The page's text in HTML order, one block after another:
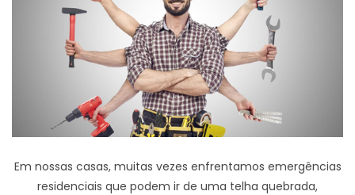
Em nossas casas, muitas vezes enfrentamos emergências
residenciais que podem ir de uma telha quebrada,